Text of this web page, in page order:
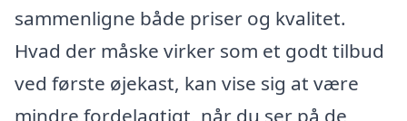
sammenligne både priser og kvalitet.
Hvad der måske virker som et godt tilbud
ved første øjekast, kan vise sig at være
mindre fordelagtigt, når du ser på de